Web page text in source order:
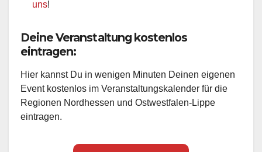
uns!
Deine Veranstaltung kostenlos
eintragen:
Hier kannst Du in wenigen Minuten Deinen eigenen
Event kostenlos im Veranstaltungskalender für die
Regionen Nordhessen und Ostwestfalen-Lippe
eintragen.